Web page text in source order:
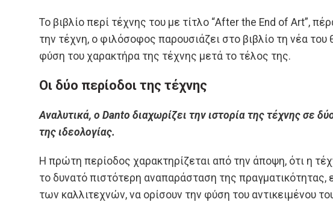
Το βιβλίο περί τέχνης του με τίτλο “After the End of Art”,
την τέχνη, ο φιλόσοφος παρουσιάζει στο βιβλίο τη νέα
φύση του χαρακτήρα της τέχνης μετά το τέλος της.
Οι δύο περίοδοι της τέχνης
Αναλυτικά, ο Danto διαχωρίζει την ιστορία της τέχνης σε
της ιδεολογίας.
Η πρώτη περίοδος χαρακτηρίζεται από την άποψη, ότι η
το δυνατό πιστότερη αναπαράσταση της
των καλλιτεχνών, να ορίσουν την φύση του αντικειμένου